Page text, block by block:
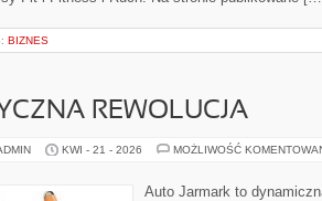
BIZNES
REWOLUCJA
KWI - 21 - 2026 MOŻLIWOŚĆ
Auto Jarmark to